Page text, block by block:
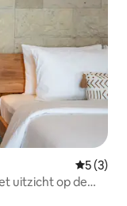
5 (3)
uitzicht op de